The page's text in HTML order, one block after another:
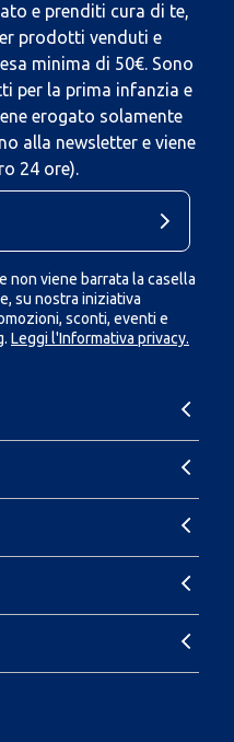
e prenditi cura di te,
prodotti venduti e
minima di 50€. Sono
per la prima infanzia e
erogato solamente
alla newsletter e viene
24 ore).
non viene barrata la casella
su nostra iniziativa
sconti, eventi e
Leggi l'Informativa privacy.